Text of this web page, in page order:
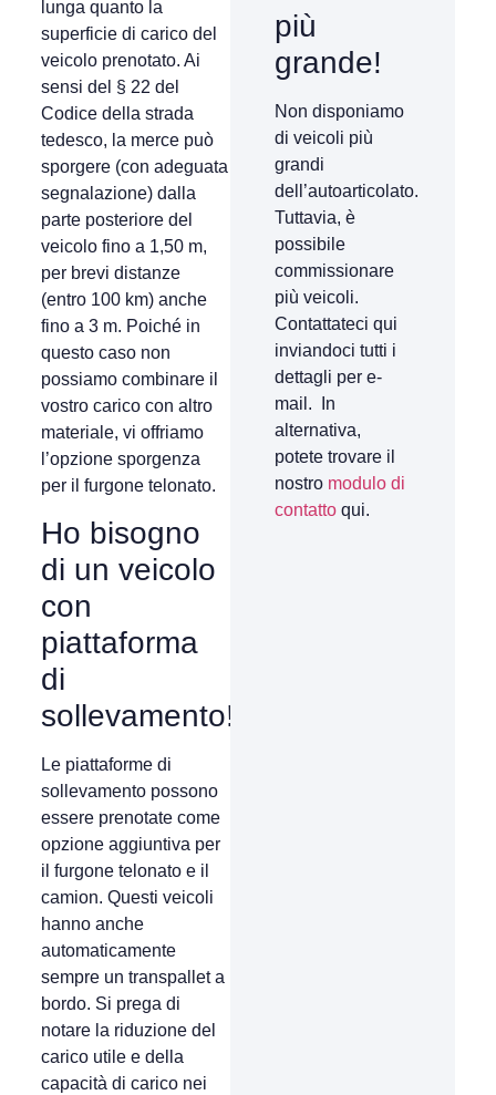
lunga quanto la
superficie di carico del
veicolo prenotato. Ai
sensi del § 22 del
Codice della strada
tedesco, la merce può
sporgere (con adeguata
segnalazione) dalla
parte posteriore del
veicolo fino a 1,50 m,
per brevi distanze
(entro 100 km) anche
fino a 3 m. Poiché in
questo caso non
possiamo combinare il
vostro carico con altro
materiale, vi offriamo
l’opzione sporgenza
per il furgone telonato.
Ho bisogno
di un veicolo
con
piattaforma
di
sollevamento!
Le piattaforme di
sollevamento possono
essere prenotate come
opzione aggiuntiva per
il furgone telonato e il
camion. Questi veicoli
hanno anche
automaticamente
sempre un transpallet a
bordo. Si prega di
notare la riduzione del
carico utile e della
capacità di carico nei
più
grande!
Non disponiamo
di veicoli più
grandi
dell’autoarticolato.
Tuttavia, è
possibile
commissionare
più veicoli.
Contattateci qui
inviandoci tutti i
dettagli per e-
mail. In
alternativa,
potete trovare il
nostro modulo di
contattoqui.